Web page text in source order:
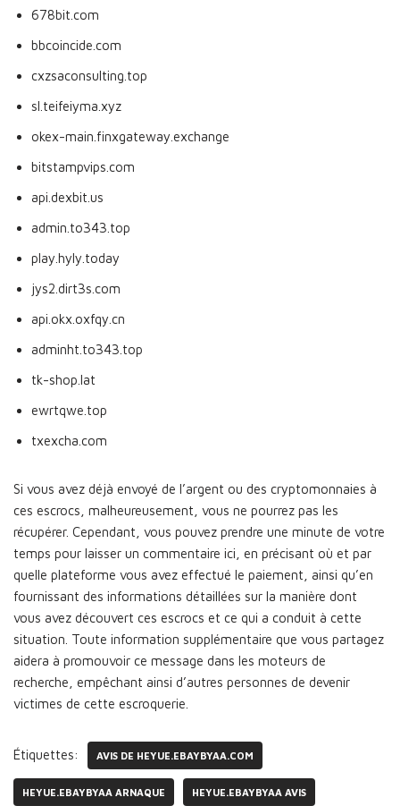
678bit.com
bbcoincide.com
cxzsaconsulting.top
sl.teifeiyma.xyz
okex-main.finxgateway.exchange
bitstampvips.com
api.dexbit.us
admin.to343.top
play.hyly.today
jys2.dirt3s.com
api.okx.oxfqy.cn
adminht.to343.top
tk-shop.lat
ewrtqwe.top
txexcha.com
Si vous avez déjà envoyé de l’argent ou des cryptomonnaies à
ces escrocs, malheureusement, vous ne pourrez pas les
récupérer. Cependant, vous pouvez prendre une minute de votre
temps pour laisser un commentaire ici, en précisant où et par
quelle plateforme vous avez effectué le paiement, ainsi qu’en
fournissant des informations détaillées sur la manière dont
vous avez découvert ces escrocs et ce qui a conduit à cette
situation. Toute information supplémentaire que vous partagez
aidera à promouvoir ce message dans les moteurs de
recherche, empêchant ainsi d’autres personnes de devenir
victimes de cette escroquerie.
Étiquettes: AVIS DE HEYUE.EBAYBYAA.COM
HEYUE.EBAYBYAA ARNAQUE HEYUE.EBAYBYAA AVIS